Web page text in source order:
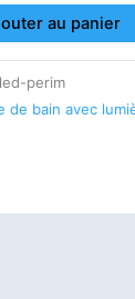
au panier
perim
de bain avec